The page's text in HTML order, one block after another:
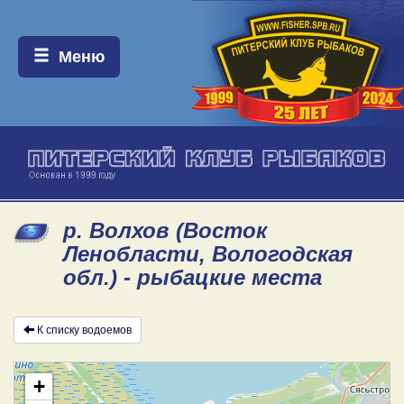
Меню:
Меню
р. Волхов (Восток
Ленобласти, Вологодская
обл.) - рыбацкие места
К списку водоемов
+